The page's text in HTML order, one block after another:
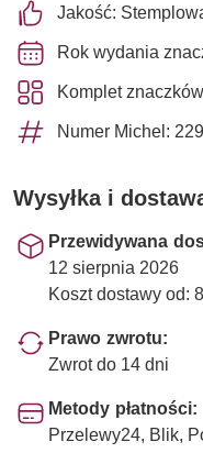
Jakość:
Rok wydania
Komplet
Numer Michel:
Wysyłka i
Przewidywana
12 sierpnia 2026
Koszt dostawy od:
Prawo zwrotu:
Zwrot do 14 dni
Metody płatności:
Przelewy24, Blik,